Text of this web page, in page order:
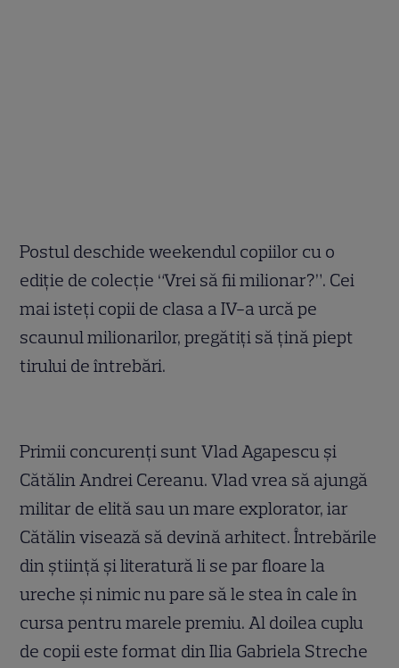
Postul deschide weekendul copiilor cu o
ediţie de colecţie “Vrei să fii milionar?”. Cei
mai isteţi copii de clasa a IV-a urcă pe
scaunul milionarilor, pregătiţi să ţină piept
tirului de întrebări.
Primii concurenţi sunt Vlad Agapescu şi
Cătălin Andrei Cereanu. Vlad vrea să ajungă
militar de elită sau un mare explorator, iar
Cătălin visează să devină arhitect. Întrebările
din ştiinţă şi literatură li se par floare la
ureche şi nimic nu pare să le stea în cale în
cursa pentru marele premiu. Al doilea cuplu
de copii este format din Ilia Gabriela Streche